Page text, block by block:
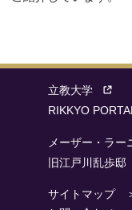
立教大学
RIKKYO
メーザー・ラー
旧江戸川乱歩邸
サイトマップ